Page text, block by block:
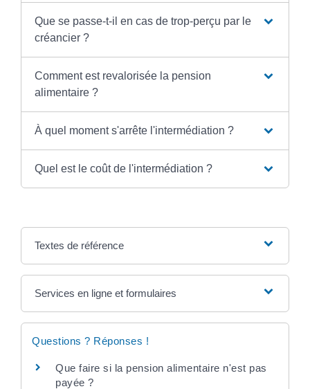
Que se passe-t-il en cas de trop-perçu par le
créancier ?
Comment est revalorisée la pension
alimentaire ?
À quel moment s'arrête l'intermédiation ?
Quel est le coût de l'intermédiation ?
Textes de référence
Services en ligne et formulaires
Questions ? Réponses !
Que faire si la pension alimentaire n'est pas
payée ?